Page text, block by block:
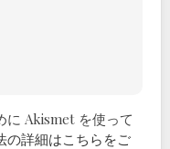
に Akismet を使って
の詳細はこちらをご